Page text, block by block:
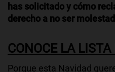
has solicitado y cómo
derecho a no ser
CONOCE LA LISTA
Porque esta Navidad